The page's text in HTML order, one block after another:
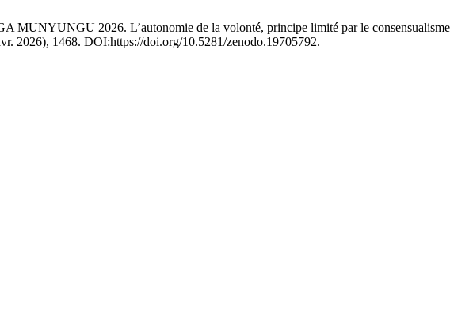
2026. L’autonomie de la volonté, principe limité par le consensualisme
2026), 1468. DOI:https://doi.org/10.5281/zenodo.19705792.